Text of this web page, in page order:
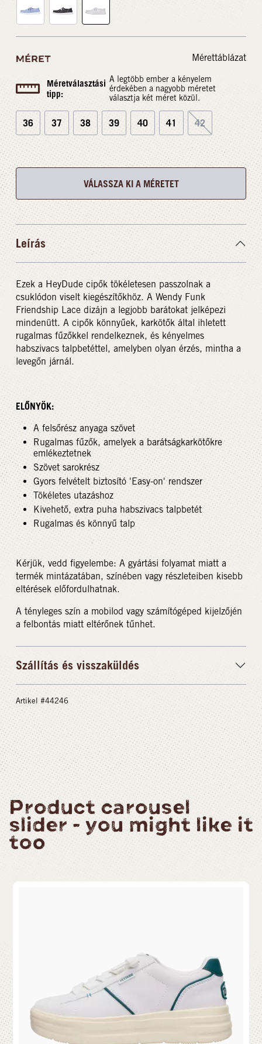
MÉRET Mérettáblázat
Méretválasztási
tipp:
A legtöbb ember a kényelem
érdekében a nagyobb méretet
választja két méret közül.
36 37 38 39 40 41 42
VÁLASSZA KI A MÉRETET
Leírás
Ezek a HeyDude cipők tökéletesen passzolnak a
csuklódon viselt kiegészítőkhöz. A Wendy Funk
Friendship Lace dizájn a legjobb barátokat jelképezi
mindenütt. A cipők könnyűek, karkötők által ihletett
rugalmas fűzőkkel rendelkeznek, és kényelmes
habszivacs talpbetéttel, amelyben olyan érzés, mintha a
levegőn járnál.
ELŐNYÖK:
A felsőrész anyaga szövet
Rugalmas fűzők, amelyek a barátságkarkötőkre
emlékeztetnek
Szövet sarokrész
Gyors felvételt biztosító 'Easy-on' rendszer
Tökéletes utazáshoz
Kivehető, extra puha habszivacs talpbetét
Rugalmas és könnyű talp
Kérjük, vedd figyelembe: A gyártási folyamat miatt a
termék mintázatában, színében vagy részleteiben kisebb
eltérések előfordulhatnak.
A tényleges szín a mobilod vagy számítógéped kijelzőjén
a felbontás miatt eltérőnek tűnhet.
Szállítás és visszaküldés
Artikel #44246
Product carousel
slider - you might like it
too